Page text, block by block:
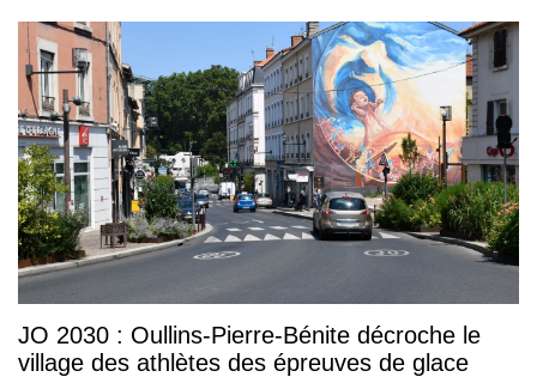
JO 2030 : Oullins-Pierre-Bénite décroche le
village des athlètes des épreuves de glace